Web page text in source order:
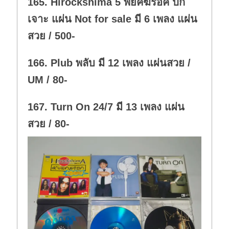
.
เจาะ แผ่น Not for sale มี 6 เพลง แผ่น
สวย / 500-
166. Plub พลับ มี 12 เพลง แผ่นสวย /
UM / 80-
167. Turn On 24/7 มี 13 เพลง แผ่น
สวย / 80-